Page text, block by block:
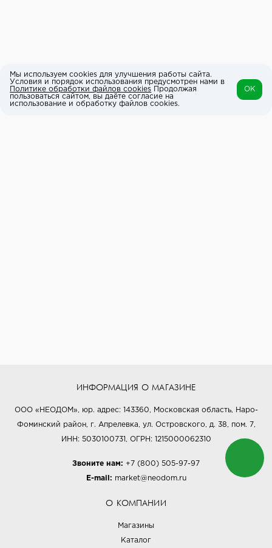
ИНФОРМАЦИЯ О МАГАЗИНЕ
ООО «НЕОДОМ», юр. адрес: 143360, Московская область, Наро-
Фоминский район, г. Апрелевка, ул. Островского, д. 38, пом. 7,
ИНН: 5030100731, ОГРН: 1215000062310
Звоните нам: +7 (800) 505-97-97
E-mail: market@neodom.ru
О КОМПАНИИ
Магазины
Каталог
Мы используем cookies для улучшения работы сайта.
Условия и порядок использования предусмотрен нами в
Политике обработки файлов cookies Продолжая
пользоваться сайтом, вы даёте согласие на
использование и обработку файлов cookies.
OK